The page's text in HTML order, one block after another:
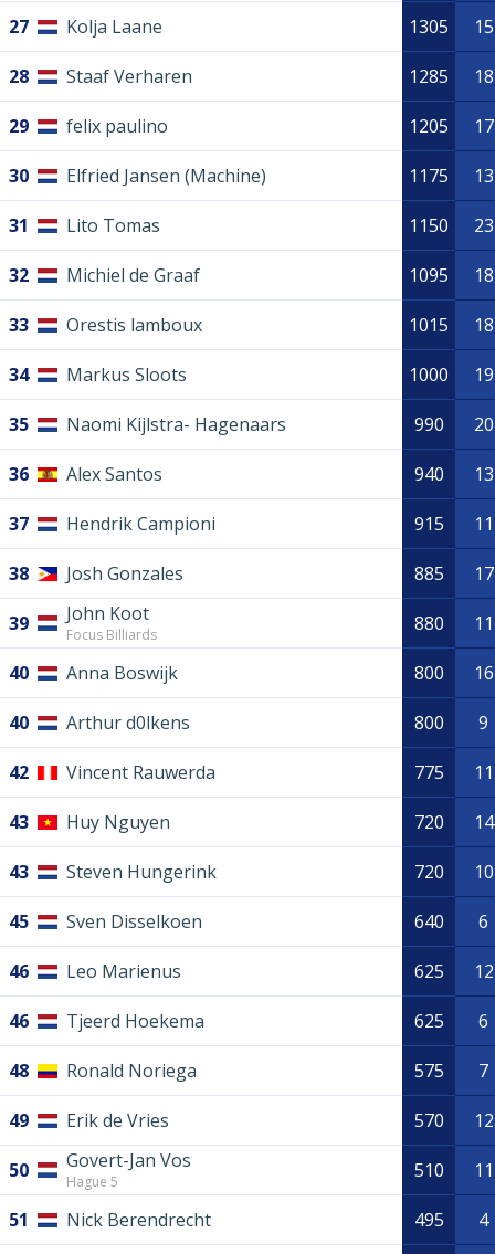
27 Kolja Laane 1305 15
28 Staaf Verharen 1285 18
29 felix paulino 1205 17
30 Elfried Jansen (Machine) 1175 13
31 Lito Tomas 1150 23
32 Michiel de Graaf 1095 18
33 Orestis lamboux 1015 18
34 Markus Sloots 1000 19
35 Naomi Kijlstra- Hagenaars 990 20
36 Alex Santos 940 13
37 Hendrik Campioni 915 11
38 Josh Gonzales 885 17
39 John Koot
Focus Billiards 880 11
40 Anna Boswijk 800 16
40 Arthur d0lkens 800 9
42 Vincent Rauwerda 775 11
43 Huy Nguyen 720 14
43 Steven Hungerink 720 10
45 Sven Disselkoen 640 6
46 Leo Marienus 625 12
46 Tjeerd Hoekema 625 6
48 Ronald Noriega 575 7
49 Erik de Vries 570 12
50 Govert-Jan Vos
Hague 5 510 11
51 Nick Berendrecht 495 4